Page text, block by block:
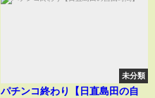
未分類
パチンコ終わり【日直島田の自